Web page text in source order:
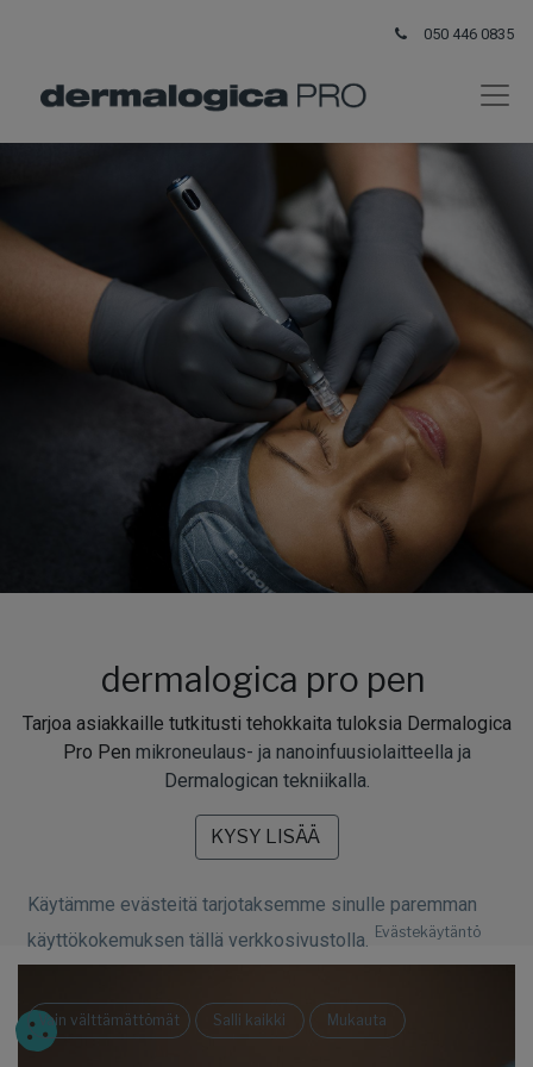
050 446 0835
dermalogica pro pen
Tarjoa asiakkaille tutkitusti tehokkaita tuloksia Dermalogica
Pro Pen mikroneulaus- ja nanoinfuusiolaitteella ja
Dermalogican tekniikalla.
KYSY LISÄÄ
Käytämme evästeitä tarjotaksemme sinulle paremman
käyttökokemuksen tällä verkkosivustolla. Evästekäytäntö
Vain välttämättömät Salli kaikki Mukauta